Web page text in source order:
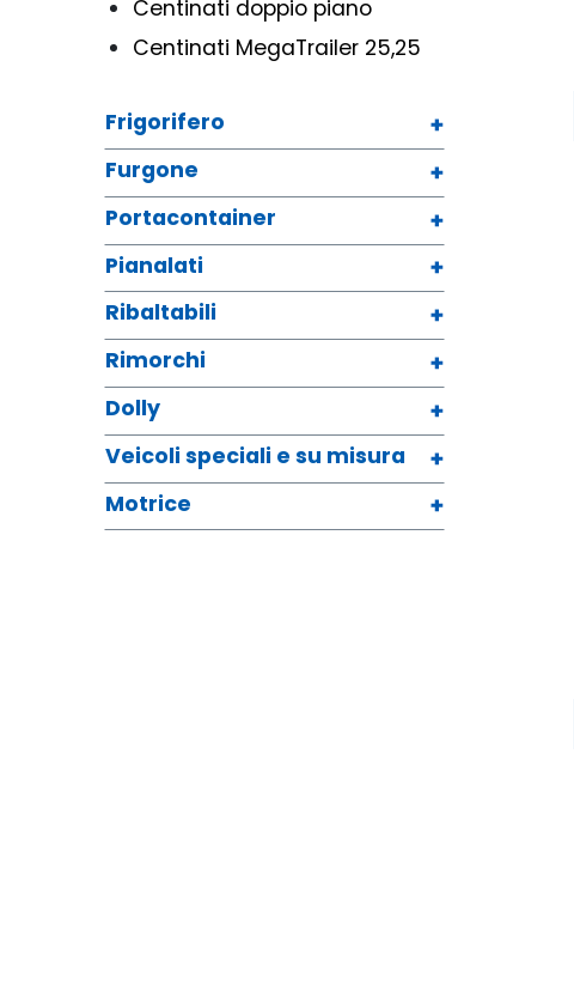
Centinati doppio piano
Centinati MegaTrailer 25,25
Frigorifero
Furgone
Portacontainer
Pianalati
Ribaltabili
Rimorchi
Dolly
Veicoli speciali e su misura
Motrice